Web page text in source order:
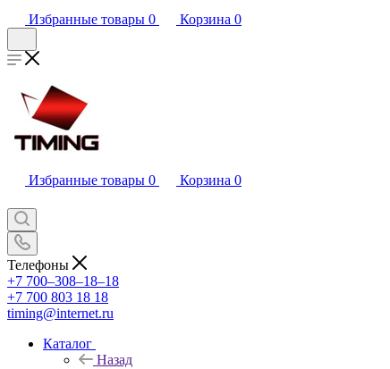
Избранные товары 0 Корзина 0
Избранные товары 0 Корзина 0
Телефоны
+7 700‒308‒18‒18
+7 700 803 18 18
timing@internet.ru
Каталог
Назад